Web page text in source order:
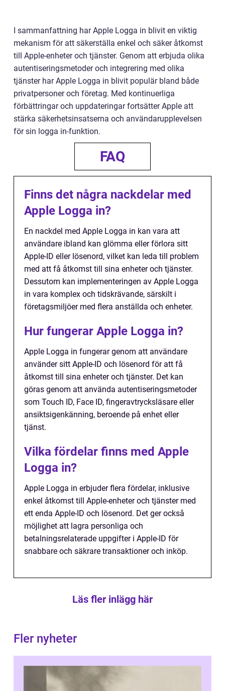
I sammanfattning har Apple Logga in blivit en viktig
mekanism för att säkerställa enkel och säker åtkomst
till Apple-enheter och tjänster. Genom att erbjuda olika
autentiseringsmetoder och integrering med olika
tjänster har Apple Logga in blivit populär bland både
privatpersoner och företag. Med kontinuerliga
förbättringar och uppdateringar fortsätter Apple att
stärka säkerhetsinsatserna och användarupplevelsen
för sin logga in-funktion.
FAQ
Finns det några nackdelar med
Apple Logga in?
En nackdel med Apple Logga in kan vara att
användare ibland kan glömma eller förlora sitt
Apple-ID eller lösenord, vilket kan leda till problem
med att få åtkomst till sina enheter och tjänster.
Dessutom kan implementeringen av Apple Logga
in vara komplex och tidskrävande, särskilt i
företagsmiljöer med flera anställda och enheter.
Hur fungerar Apple Logga in?
Apple Logga in fungerar genom att användare
använder sitt Apple-ID och lösenord för att få
åtkomst till sina enheter och tjänster. Det kan
göras genom att använda autentiseringsmetoder
som Touch ID, Face ID, fingeravtrycksläsare eller
ansiktsigenkänning, beroende på enhet eller
tjänst.
Vilka fördelar finns med Apple
Logga in?
Apple Logga in erbjuder flera fördelar, inklusive
enkel åtkomst till Apple-enheter och tjänster med
ett enda Apple-ID och lösenord. Det ger också
möjlighet att lagra personliga och
betalningsrelaterade uppgifter i Apple-ID för
snabbare och säkrare transaktioner och inköp.
Läs fler inlägg här
Fler nyheter